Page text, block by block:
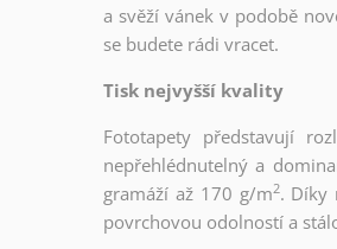
a svěží vánek v podobě
se budete rádi vracet.
Tisk nejvyšší kvality
Fototapety představují
nepřehlédnutelný a
gramáží až 170 g/m2. Díky
povrchovou odolností a